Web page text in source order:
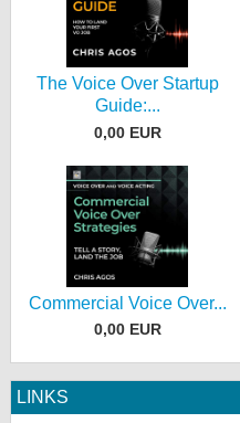
The Voice Over Startup
Guide:...
0,00 EUR
Commercial Voice Over...
0,00 EUR
LINKS